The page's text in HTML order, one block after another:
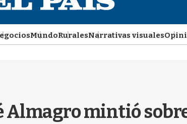
MundoRuralesNarrativas visuales
mintió